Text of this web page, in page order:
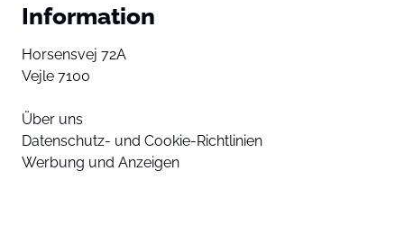
Information
Horsensvej 72A
Vejle 7100
Über uns
Datenschutz- und Cookie-Richtlinien
Werbung und Anzeigen